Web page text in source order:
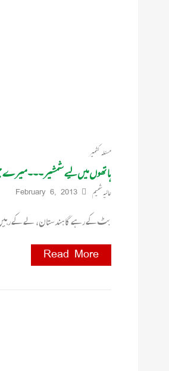
مسئلہ کشمیر
ہاتھوں میں لیے شمشیر۔۔۔ میرے
عالیہ شمیم February 6, 2013
بٹ کے رہے گا ہندستان، لے کے رہیں گے
Read More